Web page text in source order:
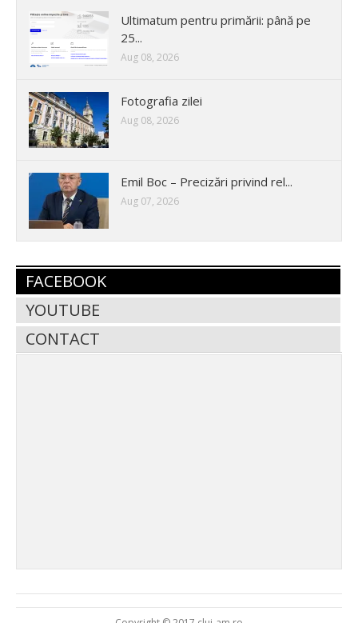
Ultimatum pentru primării: până pe
25...
Aug 08, 2026
Fotografia zilei
Aug 08, 2026
Emil Boc – Precizări privind rel...
Aug 07, 2026
FACEBOOK
YOUTUBE
CONTACT